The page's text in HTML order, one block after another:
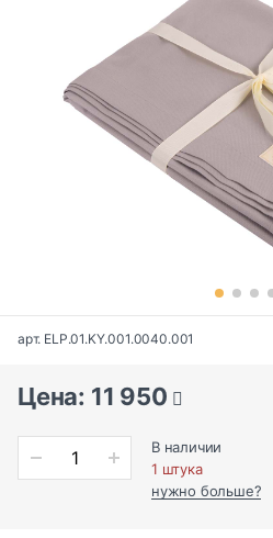
арт. ELP.01.KY.001.0040.001
Цена: 11 950
В наличии
1 штука
нужно больше?